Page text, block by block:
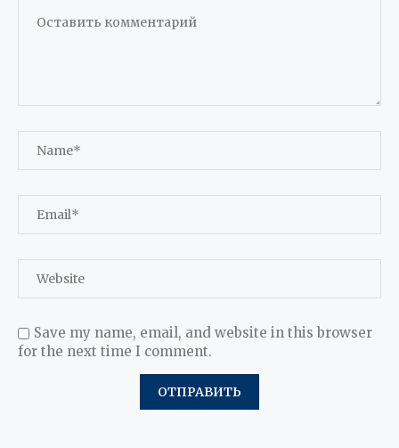
Save my name, email, and website in this browser
for the next time I comment.